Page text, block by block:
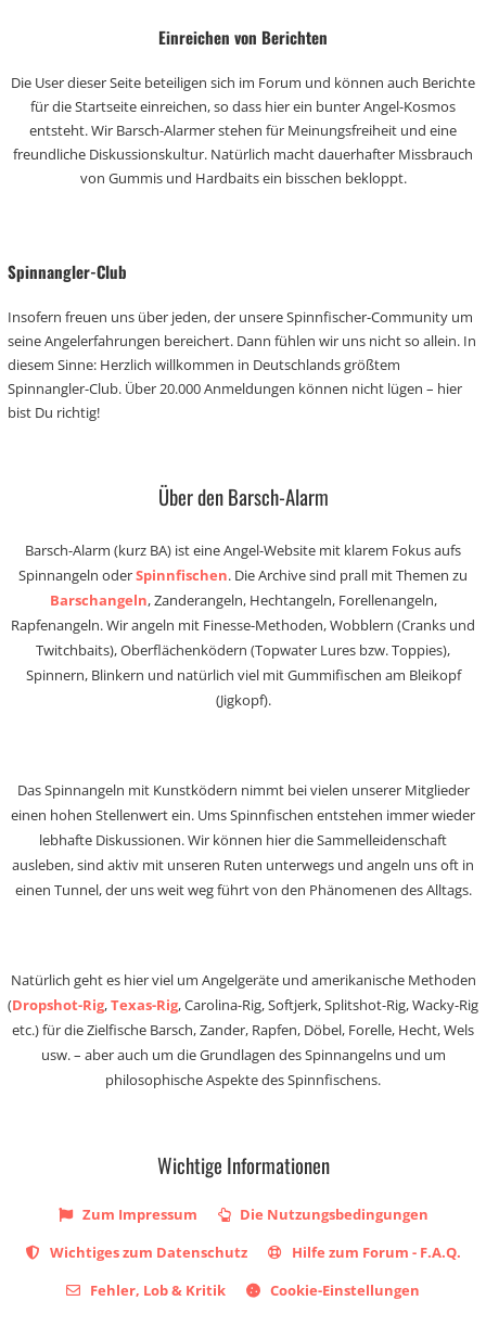
Einreichen von Berichten
Die User dieser Seite beteiligen sich im Forum und können auch Berichte
für die Startseite einreichen, so dass hier ein bunter Angel-Kosmos
entsteht. Wir Barsch-Alarmer stehen für Meinungsfreiheit und eine
freundliche Diskussionskultur. Natürlich macht dauerhafter Missbrauch
von Gummis und Hardbaits ein bisschen bekloppt.
Spinnangler-Club
Insofern freuen uns über jeden, der unsere Spinnfischer-Community um
seine Angelerfahrungen bereichert. Dann fühlen wir uns nicht so allein. In
diesem Sinne: Herzlich willkommen in Deutschlands größtem
Spinnangler-Club. Über 20.000 Anmeldungen können nicht lügen – hier
bist Du richtig!
Über den Barsch-Alarm
Barsch-Alarm (kurz BA) ist eine Angel-Website mit klarem Fokus aufs
Spinnangeln oderSpinnfischen. Die Archive sind prall mit Themen zu
Barschangeln, Zanderangeln, Hechtangeln, Forellenangeln,
Rapfenangeln. Wir angeln mit Finesse-Methoden, Wobblern (Cranks und
Twitchbaits), Oberflächenködern (Topwater Lures bzw. Toppies),
Spinnern, Blinkern und natürlich viel mit Gummifischen am Bleikopf
(Jigkopf).
Das Spinnangeln mit Kunstködern nimmt bei vielen unserer Mitglieder
einen hohen Stellenwert ein. Ums Spinnfischen entstehen immer wieder
lebhafte Diskussionen. Wir können hier die Sammelleidenschaft
ausleben, sind aktiv mit unseren Ruten unterwegs und angeln uns oft in
einen Tunnel, der uns weit weg führt von den Phänomenen des Alltags.
Natürlich geht es hier viel um Angelgeräte und amerikanische Methoden
(Dropshot-Rig,Texas-Rig, Carolina-Rig, Softjerk, Splitshot-Rig, Wacky-Rig
etc.) für die Zielfische Barsch, Zander, Rapfen, Döbel, Forelle, Hecht, Wels
usw. – aber auch um die Grundlagen des Spinnangelns und um
philosophische Aspekte des Spinnfischens.
Wichtige Informationen
Zum Impressum
Die Nutzungsbedingungen
Wichtiges zum Datenschutz
Hilfe zum Forum - F.A.Q.
Fehler, Lob & Kritik
Cookie-Einstellungen